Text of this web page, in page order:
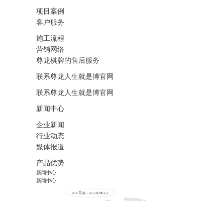
项目案例
客户服务
施工流程
营销网络
尊龙棋牌的售后服务
联系尊龙人生就是博官网
联系尊龙人生就是博官网
新闻中心
企业新闻
行业动态
媒体报道
产品优势
新闻中心
新闻中心